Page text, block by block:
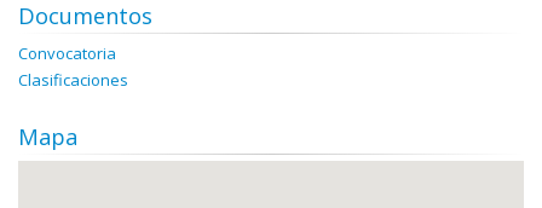
Documentos
Convocatoria
Clasificaciones
Mapa